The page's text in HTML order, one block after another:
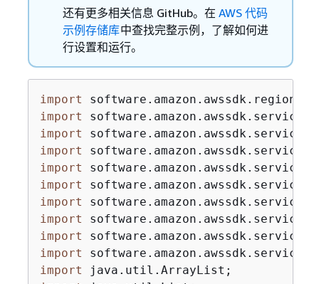
还有更多相关信息 GitHub。在 AWS 代码
示例存储库中查找完整示例，了解如何进
行设置和运行。
import
import
import
import
import
import
import
import
import
import
import